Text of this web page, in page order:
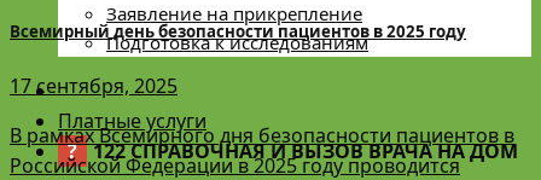
Заявление на прикрепление
Подготовка к исследованиям
Платные услуги
? 122 СПРАВОЧНАЯ И ВЫЗОВ ВРАЧА НА ДОМ
Всемирный день безопасности пациентов в 2025 году
17 сентября, 2025
В рамках Всемирного дня безопасности пациентов в
Российской Федерации в 2025 году проводится